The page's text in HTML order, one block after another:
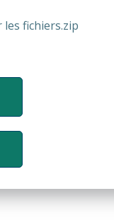
fichiers.zip